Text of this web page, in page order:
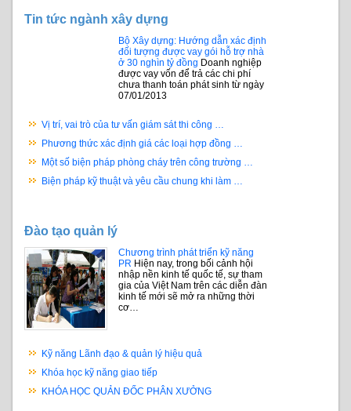
Tin tức ngành xây dựng
Bộ Xây dựng: Hướng dẫn xác định
đối tượng được vay gói hỗ trợ nhà
ở 30 nghìn tỷ đồng Doanh nghiệp
được vay vốn để trả các chi phí
chưa thanh toán phát sinh từ ngày
07/01/2013
Vị trí, vai trò của tư vấn giám sát thi công …
Phương thức xác định giá các loại hợp đồng …
Một số biện pháp phòng cháy trên công trường …
Biện pháp kỹ thuật và yêu cầu chung khi làm …
Đào tạo quản lý
Chương trình phát triển kỹ năng
PR Hiện nay, trong bối cảnh hội
nhập nền kinh tế quốc tế, sự tham
gia của Việt Nam trên các diễn đàn
kinh tế mới sẽ mở ra những thời
cơ…
Kỹ năng Lãnh đạo & quản lý hiệu quả
Khóa học kỹ năng giao tiếp
KHÓA HỌC QUẢN ĐỐC PHÂN XƯỞNG